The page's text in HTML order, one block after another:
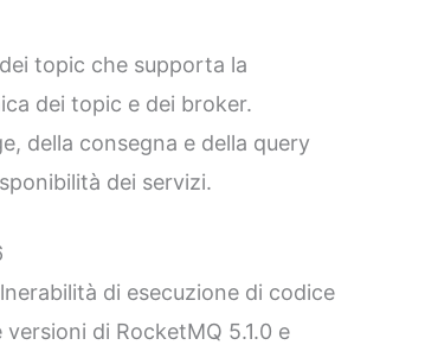
topic che supporta la
dei topic e dei broker.
della consegna e della query
dei servizi.
di esecuzione di codice
di RocketMQ 5.1.0 e